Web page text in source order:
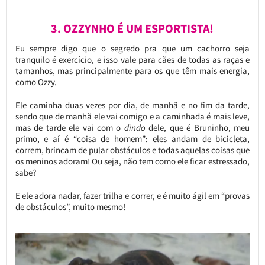
3. OZZYNHO É UM ESPORTISTA!
Eu sempre digo que o segredo pra que um cachorro seja
tranquilo é exercício, e isso vale para cães de todas as raças e
tamanhos, mas principalmente para os que têm mais energia,
como Ozzy.
Ele caminha duas vezes por dia, de manhã e no fim da tarde,
sendo que de manhã ele vai comigo e a caminhada é mais leve,
mas de tarde ele vai com o dindo dele, que é Bruninho, meu
primo, e aí é “coisa de homem”: eles andam de bicicleta,
correm, brincam de pular obstáculos e todas aquelas coisas que
os meninos adoram! Ou seja, não tem como ele ficar estressado,
sabe?
E ele adora nadar, fazer trilha e correr, e é muito ágil em “provas
de obstáculos”, muito mesmo!